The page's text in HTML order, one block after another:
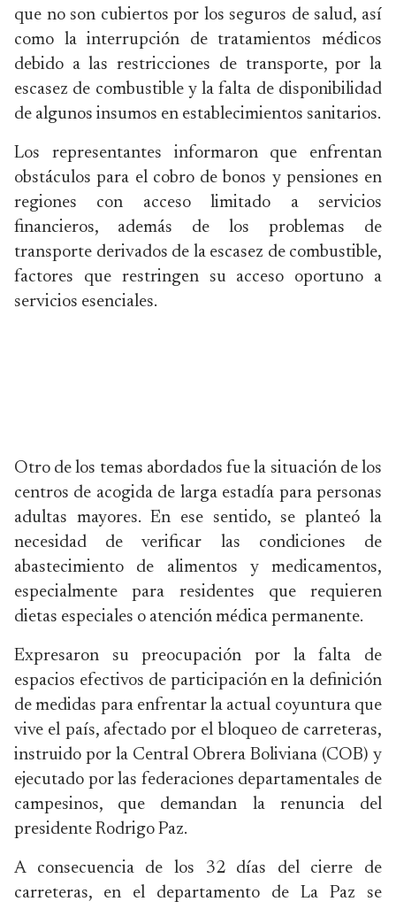
que no son cubiertos por los seguros de salud, así
como la interrupción de tratamientos médicos
debido a las restricciones de transporte, por la
escasez de combustible y la falta de disponibilidad
de algunos insumos en establecimientos sanitarios.
Los representantes informaron que enfrentan
obstáculos para el cobro de bonos y pensiones en
regiones con acceso limitado a servicios
financieros, además de los problemas de
transporte derivados de la escasez de combustible,
factores que restringen su acceso oportuno a
servicios esenciales.
Otro de los temas abordados fue la situación de los
centros de acogida de larga estadía para personas
adultas mayores. En ese sentido, se planteó la
necesidad de verificar las condiciones de
abastecimiento de alimentos y medicamentos,
especialmente para residentes que requieren
dietas especiales o atención médica permanente.
Expresaron su preocupación por la falta de
espacios efectivos de participación en la definición
de medidas para enfrentar la actual coyuntura que
vive el país, afectado por el bloqueo de carreteras,
instruido por la Central Obrera Boliviana (COB) y
ejecutado por las federaciones departamentales de
campesinos, que demandan la renuncia del
presidente Rodrigo Paz.
A consecuencia de los 32 días del cierre de
carreteras, en el departamento de La Paz se